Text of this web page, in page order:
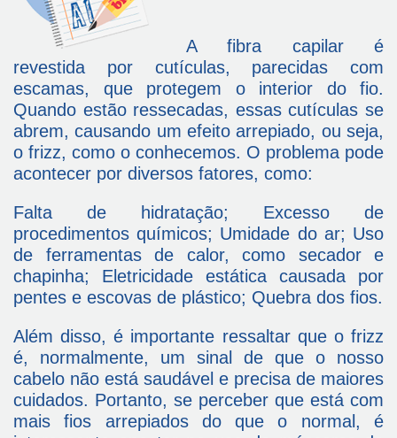
A fibra capilar é
revestida por cutículas, parecidas com
escamas, que protegem o interior do fio.
Quando estão ressecadas, essas cutículas se
abrem, causando um efeito arrepiado, ou seja,
o frizz, como o conhecemos. O problema pode
acontecer por diversos fatores, como:
Falta de hidratação; Excesso de
procedimentos químicos; Umidade do ar; Uso
de ferramentas de calor, como secador e
chapinha; Eletricidade estática causada por
pentes e escovas de plástico; Quebra dos fios.
Além disso, é importante ressaltar que o frizz
é, normalmente, um sinal de que o nosso
cabelo não está saudável e precisa de maiores
cuidados. Portanto, se perceber que está com
mais fios arrepiados do que o normal, é